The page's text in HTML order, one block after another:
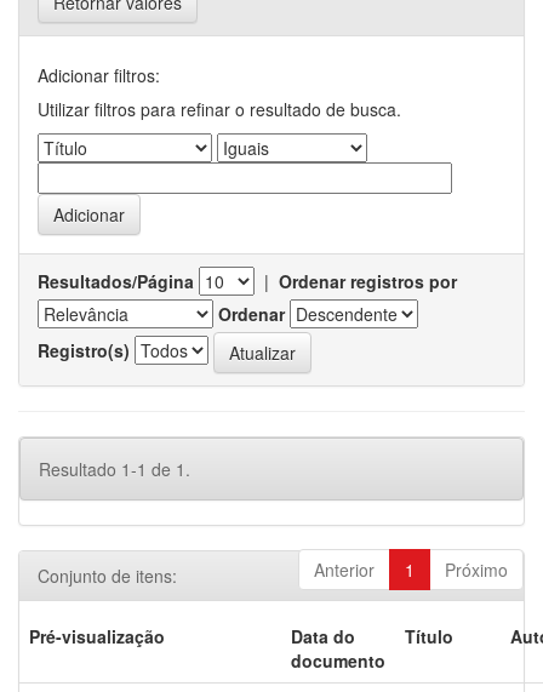
Adicionar filtros:
Utilizar filtros para refinar o resultado de busca.
Resultados/Página | Ordenar registros por
Ordenar
Registro(s)
Resultado 1-1 de 1.
Anterior 1 Próximo
Conjunto de itens:
Pré-visualização
Data do
documento
Título